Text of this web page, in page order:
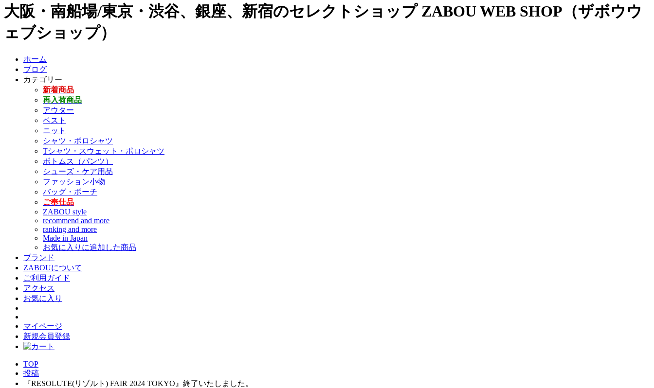
大阪・南船場/東京・渋谷、銀座、新宿のセレクトショップ ZABOU WEB SHOP（ザボウウ
ェブショップ）
ホーム
ブログ
カテゴリー
新着商品
再入荷商品
アウター
ベスト
ニット
シャツ・ポロシャツ
Tシャツ・スウェット・ポロシャツ
ボトムス（パンツ）
シューズ・ケア用品
ファッション小物
バッグ・ポーチ
ご奉仕品
ZABOU style
recommend and more
ranking and more
Made in Japan
お気に入りに追加した商品
ブランド
ZABOUについて
ご利用ガイド
アクセス
お気に入り
マイページ
新規会員登録
TOP
投稿
『RESOLUTE(リゾルト) FAIR 2024 TOKYO』終了いたしました。